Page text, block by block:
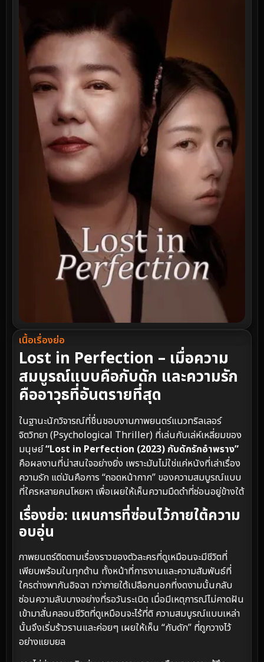
เนื้อเรื่องย่อ
Lost in Perfection – เมื่อความ
สมบูรณ์แบบคือกับดัก และความรัก
คืออาวุธที่อันตรายที่สุด
ในฐานะนักวิจารณ์ที่ชื่นชอบงานภาพยนตร์แนวทริลเลอร์
จิตวิทยา (Psychological Thriller) ที่เล่นกับเล่ห์เหลี่ยมของ
มนุษย์“Lost in Perfection (2023) กับดักรักอำพราง”
คือผลงานที่น่าสนใจอย่างยิ่ง เพราะมันไม่ใช่แค่หนังที่เล่าเรื่อง
ความรัก แต่มันคือการ “ถอดหน้ากาก” ของความสมบูรณ์แบบ
ที่ใครหลายคนโหยหา เพื่อเผยให้เห็นความมืดดำที่ซ่อนอยู่ข้างใต้
เรื่องย่อ: แผนการที่ซ่อนไว้ภายใต้ความ
อบอุ่น
ภาพยนตร์ติดตามเรื่องราวของตัวละครที่ดูเหมือนจะมีชีวิตที่
เพียบพร้อมในทุกด้าน ทั้งหน้าที่การงานและความสัมพันธ์ที่
ใครต่างพากันอิจฉา ทว่าภายใต้เปลือกนอกที่งดงามนั้นกลับ
ซ่อนความลับบางอย่างที่รอวันระเบิด เมื่อมีเหตุการณ์ไม่คาดฝัน
เข้ามาสั่นคลอนชีวิตที่ดูเหมือนจะไร้ที่ติ ความสมบูรณ์แบบเหล่า
นั้นจึงเริ่มร้าวรานและค่อยๆ เผยให้เห็น “กับดัก” ที่ถูกวางไว้
อย่างแยบยล